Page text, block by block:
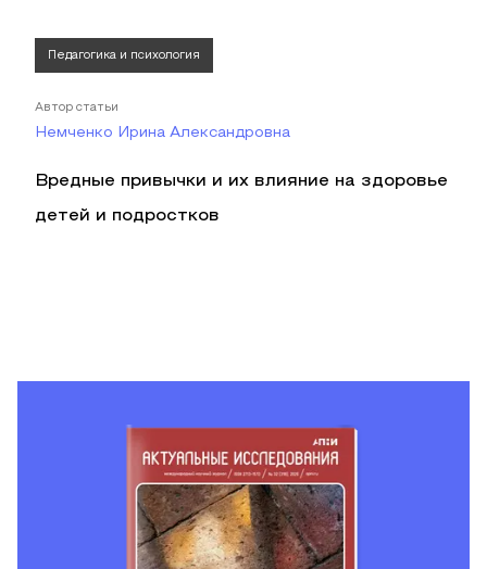
Педагогика и психология
Автор статьи
Немченко Ирина Александровна
Вредные привычки и их влияние на здоровье
детей и подростков